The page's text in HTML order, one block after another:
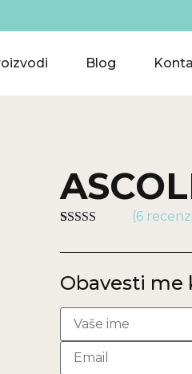
Blog
ocena kupaca
(6
Obavesti me